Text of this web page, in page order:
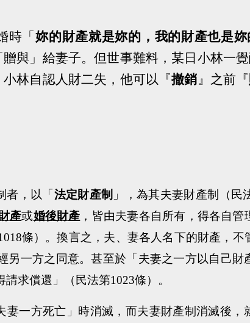
時「妳的財產就是妳的，我的財產也是妳
與」給妻子。但世事難料，某日小林一
林自認人財二失，他可以『撤銷』之前『
者，以「 法定財產制 」，為其夫妻財產制（民
產或婚後財產 ，皆由夫妻各自所有，得各自管
條）。換言之，夫、妻各人名下的財產，不
另一方之同意。甚至於「 夫妻之一方以自己財
請求償還 」（民法第1023條）。
一方死亡」時消滅，而夫妻財產制消滅後，